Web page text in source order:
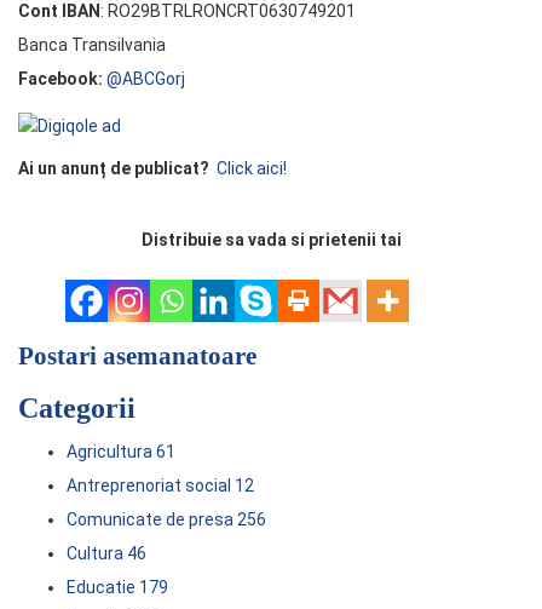
Cont IBAN : RO29BTRLRONCRT0630749201
Banca Transilvania
Facebook: @ABCGorj
Ai un anunț de publicat? Click aici!
Distribuie sa vada si prietenii tai
Postari asemanatoare
Categorii
Agricultura 61
Antreprenoriat social 12
Comunicate de presa 256
Cultura 46
Educatie 179